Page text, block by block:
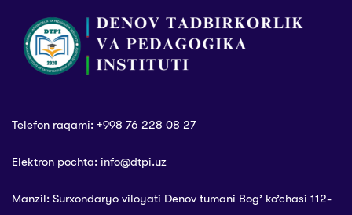
Telefon raqami: +998 76 228 08 27
Elektron pochta: info@dtpi.uz
Manzil: Surxondaryo viloyati Denov tumani Bog’ ko’chasi 112-